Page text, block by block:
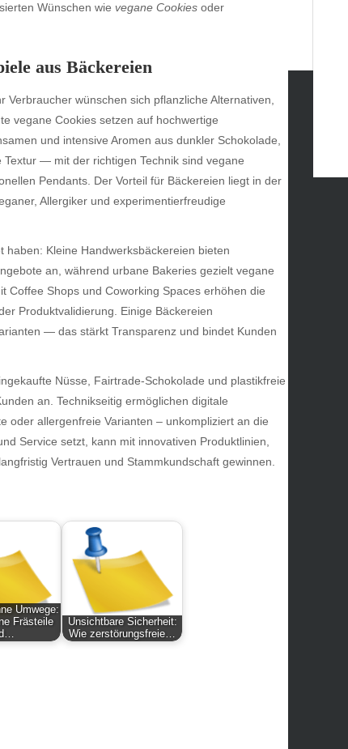
Wünschen wie vegane Cookies oder
aus Bäckereien
Verbraucher wünschen sich pflanzliche Alternativen,
vegane Cookies setzen auf hochwertige
und intensive Aromen aus dunkler Schokolade,
— mit der richtigen Technik sind vegane
Pendants. Der Vorteil für Bäckereien liegt in der
Allergiker und experimentierfreudige
haben: Kleine Handwerksbäckereien bieten
an, während urbane Bakeries gezielt vegane
Coffee Shops und Coworking Spaces erhöhen die
Produktvalidierung. Einige Bäckereien
— das stärkt Transparenz und bindet Kunden
Nüsse, Fairtrade-Schokolade und plastikfreie
an. Technikseitig ermöglichen digitale
oder allergenfreie Varianten – unkompliziert an die
Service setzt, kann mit innovativen Produktlinien,
Vertrauen und Stammkundschaft gewinnen.
Umwege:
Frästeile
Unsichtbare Sicherheit:
Wie zerstörungsfreie…